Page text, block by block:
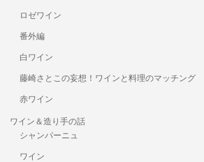
ロゼワイン
番外編
白ワイン
藤崎さとこの妄想！ワインと料理のマッチング
赤ワイン
ワイン＆造り手の話
シャンパーニュ
ワイン